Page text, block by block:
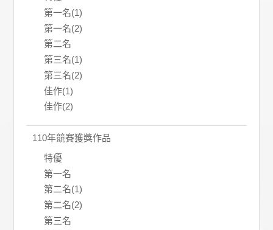
第一名(1)
第一名(2)
第二名
第三名(1)
第三名(2)
佳作(1)
佳作(2)
110年競賽獲獎作品
特優
第一名
第二名(1)
第二名(2)
第三名